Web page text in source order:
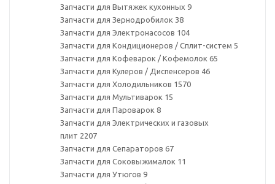
Запчасти для Вытяжек кухонных 9
Запчасти для Зернодробилок 38
Запчасти для Электронасосов 104
Запчасти для Кондиционеров / Сплит-систем 5
Запчасти для Кофеварок / Кофемолок 65
Запчасти для Кулеров / Диспенсеров 46
Запчасти для Холодильников 1570
Запчасти для Мультиварок 15
Запчасти для Пароварок 8
Запчасти для Электрических и газовых
плит 2207
Запчасти для Сепараторов 67
Запчасти для Соковыжималок 11
Запчасти для Утюгов 9